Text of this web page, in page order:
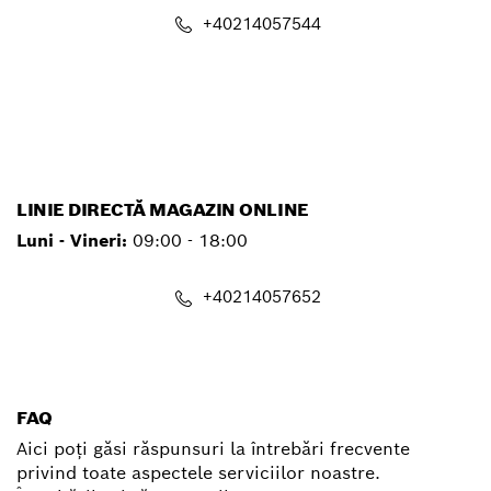
+40214057544
LINIE DIRECTĂ MAGAZIN ONLINE
Luni - Vineri: 09:00 - 18:00
+40214057652
FAQ
Aici poți găsi răspunsuri la întrebări frecvente
privind toate aspectele serviciilor noastre.